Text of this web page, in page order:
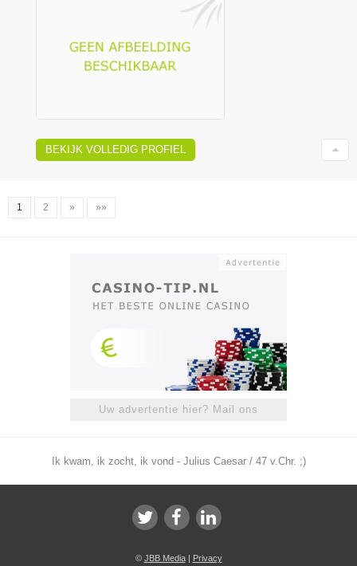
BEKIJK VOLLEDIG PROFIEL
1 2 » »»
Uw advertentie hier? Mail ons
Ik kwam, ik zocht, ik vond - Julius Caesar / 47 v.Chr. ;)
© JBB Media| Privacy